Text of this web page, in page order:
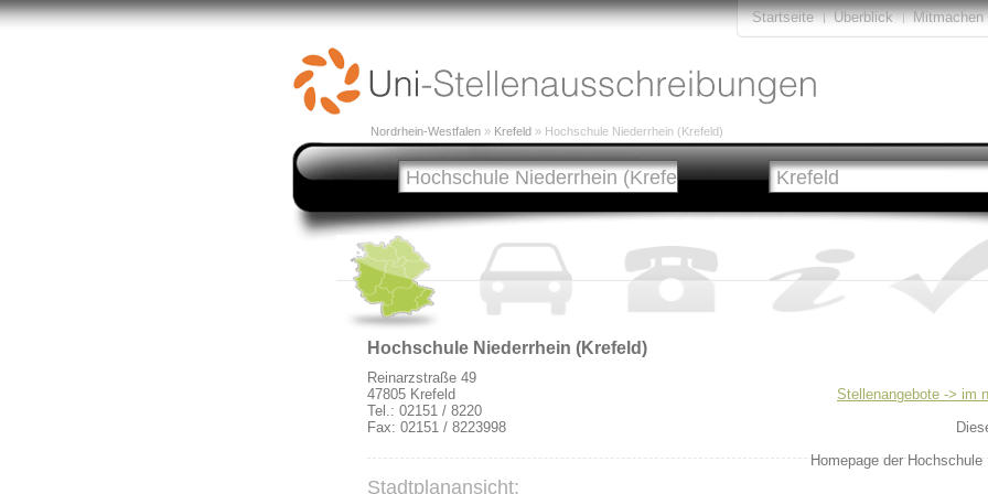
Startseite Überblick Mitmachen
Nordrhein-Westfalen » Krefeld » Hochschule Niederrhein (Krefeld)
Hochschule Niederrhein (Krefeld)
Stellenangebote -> im
Homepage der Hochschule
Reinarzstraße 49
47805 Krefeld
Tel.: 02151 / 8220
Fax: 02151 / 8223998
Stadtplanansicht: